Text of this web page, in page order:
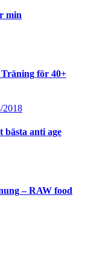
min
för 40+
2018
bästa anti age
– RAW food